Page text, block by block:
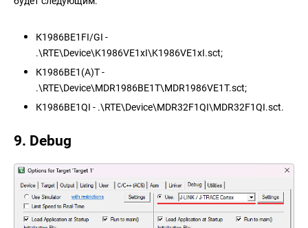
К1986ВЕ1FI/GI -
.\RTE\Device\K1986VE1xI\K1986VE1xI.sct;
К1986ВЕ1(А)Т -
.\RTE\Device\MDR1986BE1T\MDR1986VE1T.sct;
К1986ВЕ1QI - .\RTE\Device\MDR32F1QI\MDR32F1QI.sct.
9. Debug